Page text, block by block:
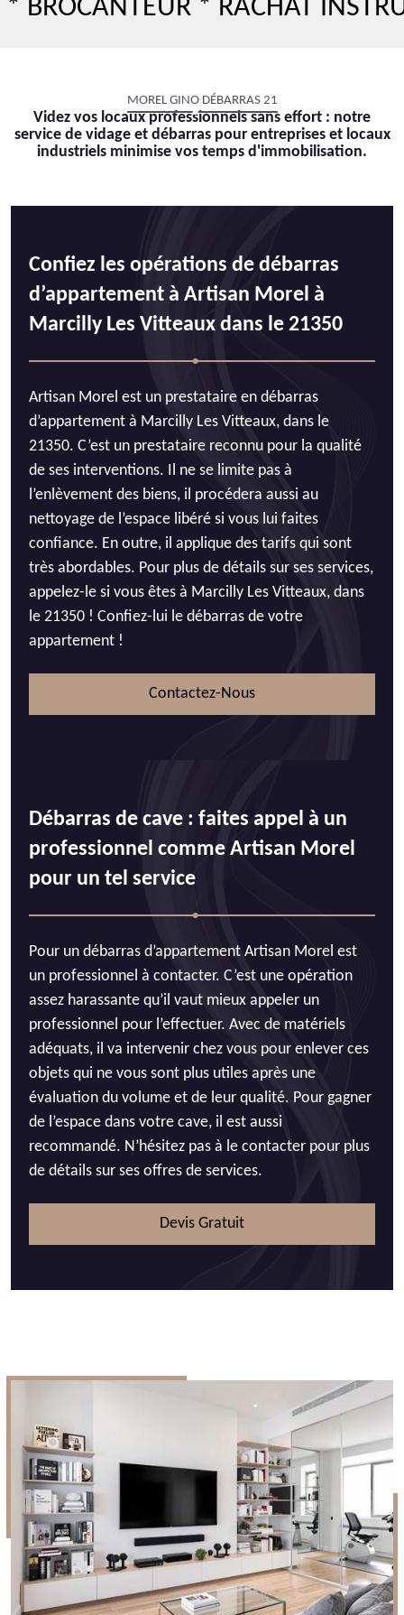
* RACHAT INSTRUMENT
MOREL GINO DÉBARRAS 21
Videz vos locaux professionnels sans effort : notre
service de vidage et débarras pour entreprises et locaux
industriels minimise vos temps d'immobilisation.
Confiez les opérations de débarras
d’appartement à Artisan Morel à
Marcilly Les Vitteaux dans le 21350
Artisan Morel est un prestataire en débarras
d’appartement à Marcilly Les Vitteaux, dans le
21350. C’est un prestataire reconnu pour la qualité
de ses interventions. Il ne se limite pas à
l’enlèvement des biens, il procédera aussi au
nettoyage de l’espace libéré si vous lui faites
confiance. En outre, il applique des tarifs qui sont
très abordables. Pour plus de détails sur ses services,
appelez-le si vous êtes à Marcilly Les Vitteaux, dans
le 21350 ! Confiez-lui le débarras de votre
appartement !
Contactez-Nous
Débarras de cave : faites appel à un
professionnel comme Artisan Morel
pour un tel service
Pour un débarras d’appartement Artisan Morel est
un professionnel à contacter. C’est une opération
assez harassante qu’il vaut mieux appeler un
professionnel pour l’effectuer. Avec de matériels
adéquats, il va intervenir chez vous pour enlever ces
objets qui ne vous sont plus utiles après une
évaluation du volume et de leur qualité. Pour gagner
de l’espace dans votre cave, il est aussi
recommandé. N’hésitez pas à le contacter pour plus
de détails sur ses offres de services.
Devis Gratuit